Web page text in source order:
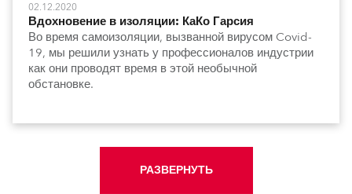
02.12.2020
Вдохновение в изоляции: КаКо Гарсия
Во время самоизоляции, вызванной вирусом Covid-
19, мы решили узнать у профессионалов индустрии
как они проводят время в этой необычной
обстановке.
РАЗВЕРНУТЬ